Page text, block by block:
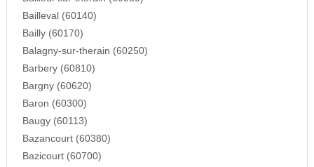
Bailleval (60140)
Bailly (60170)
Balagny-sur-therain (60250)
Barbery (60810)
Bargny (60620)
Baron (60300)
Baugy (60113)
Bazancourt (60380)
Bazicourt (60700)